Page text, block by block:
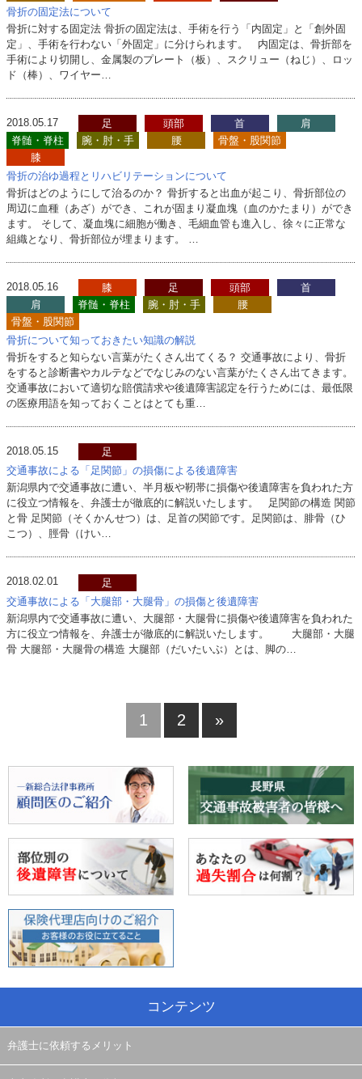
骨折の固定法について
骨折に対する固定法 骨折の固定法は、手術を行う「内固定」と「創外固
定」、手術を行わない「外固定」に分けられます。 内固定は、骨折部を
手術により切開し、金属製のプレート（板）、スクリュー（ねじ）、ロッ
ド（棒）、ワイヤー…
2018.05.17 足 頭部 首
肩
脊髄・脊柱
腕・肘・手 腰
骨盤・股関節
膝
骨折の治ゆ過程とリハビリテーションについて
骨折はどのようにして治るのか？ 骨折すると出血が起こり、骨折部位の
周辺に血種（あざ）ができ、これが固まり凝血塊（血のかたまり）ができ
ます。 そして、凝血塊に細胞が働き、毛細血管も進入し、徐々に正常な
組織となり、骨折部位が埋まります。 …
2018.05.16 膝 足 頭部
首
肩
脊髄・脊柱 腕・肘・手
腰
骨盤・股関節
骨折について知っておきたい知識の解説
骨折をすると知らない言葉がたくさん出てくる？ 交通事故により、骨折
をすると診断書やカルテなどでなじみのない言葉がたくさん出てきます。
交通事故において適切な賠償請求や後遺障害認定を行うためには、最低限
の医療用語を知っておくことはとても重…
2018.05.15
足
交通事故による「足関節」の損傷による後遺障害
新潟県内で交通事故に遭い、半月板や靭帯に損傷や後遺障害を負われた方
に役立つ情報を、弁護士が徹底的に解説いたします。 足関節の構造 関節
と骨 足関節（そくかんせつ）は、足首の関節です。足関節は、腓骨（ひ
こつ）、脛骨（けい…
2018.02.01 足
交通事故による「大腿部・大腿骨」の損傷と後遺障害
新潟県内で交通事故に遭い、大腿部・大腿骨に損傷や後遺障害を負われた
方に役立つ情報を、弁護士が徹底的に解説いたします。 大腿部・大腿
骨 大腿部・大腿骨の構造 大腿部（だいたいぶ）とは、脚の…
1 2 »
コンテンツ
弁護士に依頼するメリット